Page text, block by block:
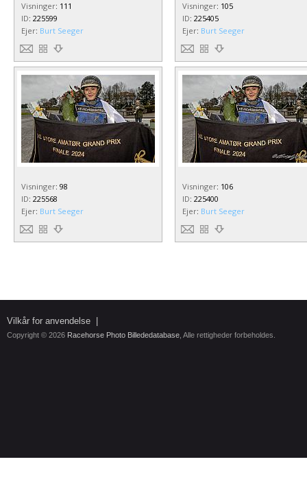
Visninger: 111
ID: 225599
Ejer: Burt Seeger
Visninger: 105
ID: 225405
Ejer: Burt Seeger
Visninger: 98
ID: 225568
Ejer: Burt Seeger
Visninger: 106
ID: 225400
Ejer: Burt Seeger
Vilkår for anvendelse
Copyright © 2026 Racehorse Photo Billededatabase , Alle rettigheder forbeholdes.